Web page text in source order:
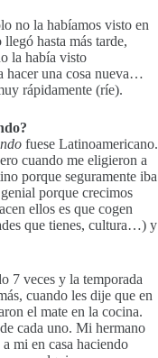
no la habíamos visto en
hasta más tarde,
la había visto
hacer una cosa nueva…
rápidamente (ríe).
fuese Latinoamericano.
cuando me eligieron a
porque seguramente iba
porque crecimos
ellos es que cogen
que tienes, cultura…) y
7 veces y la temporada
cuando les dije que en
el mate en la cocina.
cada uno. Mi hermano
mi en casa haciendo